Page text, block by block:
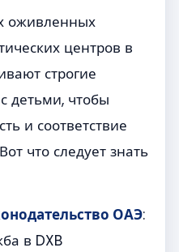
оживленных
центров в
строгие
детьми, чтобы
и соответствие
что следует знать
ОАЭ:
в DXB